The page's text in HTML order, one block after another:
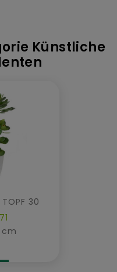
Künstliche
TOPF 30
cm